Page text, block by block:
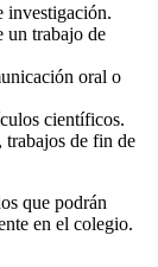
investigación.
un trabajo de
oral o
científicos.
trabajos de fin de
que podrán
en el colegio.